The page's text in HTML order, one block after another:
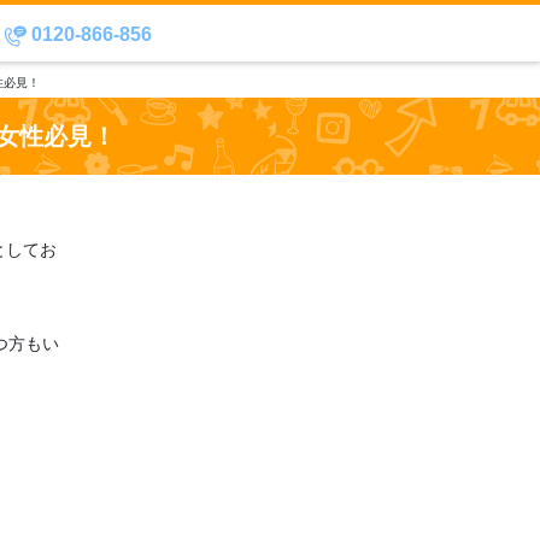
0120-866-856
見！
性必見！
してお
方もい